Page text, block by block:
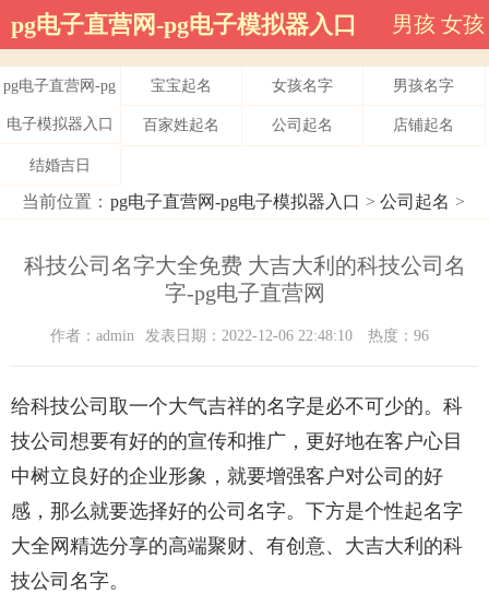
pg电子直营网-pg电子模拟器入口 男孩 女孩
pg电子直营网-pg
电子模拟器入口
宝宝起名 女孩名字 男孩名字
百家姓起名 公司起名 店铺起名
结婚吉日
当前位置： pg电子直营网-pg电子模拟器入口 > 公司起名 >
科技公司名字大全免费 大吉大利的科技公司名
字-pg电子直营网
作者：admin 发表日期：2022-12-06 22:48:10 热度：96
给科技公司取一个大气吉祥的名字是必不可少的。科
技公司想要有好的的宣传和推广，更好地在客户心目
中树立良好的企业形象，就要增强客户对公司的好
感，那么就要选择好的公司名字。下方是个性起名字
大全网精选分享的高端聚财、有创意、大吉大利的科
技公司名字。